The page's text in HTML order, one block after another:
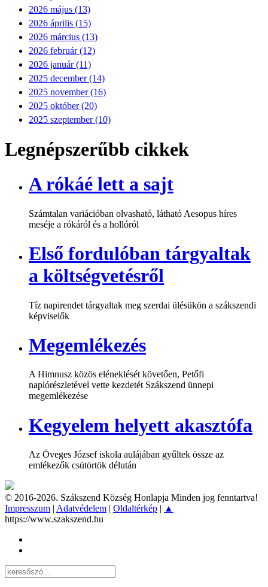
2026 május (13)
2026 április (15)
2026 március (13)
2026 február (12)
2026 január (11)
2025 december (14)
2025 november (16)
2025 október (20)
2025 szeptember (10)
Legnépszerűbb cikkek
A rókáé lett a sajt
Számtalan variációban olvasható, látható Aesopus híres
meséje a rókáról és a hollóról
Első fordulóban tárgyaltak
a költségvetésről
Tíz napirendet tárgyaltak meg szerdai ülésükön a szákszendi
képviselők
Megemlékezés
A Himnusz közös eléneklését követően, Petőfi
naplórészletével vette kezdetét Szákszend ünnepi
megemlékezése
Kegyelem helyett akasztófa
Az Öveges József iskola aulájában gyűltek össze az
emlékezők csütörtök délután
© 2016-2026. Szákszend Község Honlapja Minden jog fenntartva!
Impresszum | Adatvédelem | Oldaltérkép | ▲
https://www.szakszend.hu